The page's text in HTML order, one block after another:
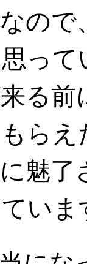
ので
っ
る
ら
魅了
いま